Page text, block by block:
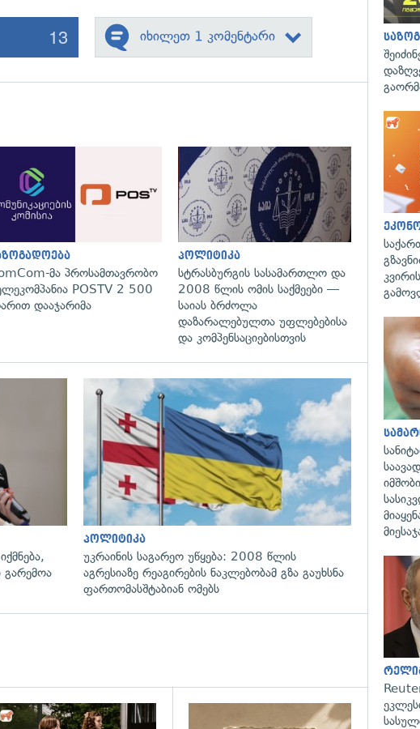
13 იხილეთ 1 კომენტარი
გადახედვა
მა პროსამთავრობო
POSTV 2 500
დააჯარიმა
პოლიტიკა
სტრასბურგის სასამართლო და
2008 წლის ომის საქმეები —
საიას ბრძოლა
დაზარალებულთა უფლებებისა
და კომპენსაციებისთვის
გადახედვა
პოლიტიკა
უკრაინის საგარეო უწყება: 2008 წლის
აგრესიაზე რეაგირების ნაკლებობამ გზა გაუხსნა
ფართომასშტაბიან ომებს